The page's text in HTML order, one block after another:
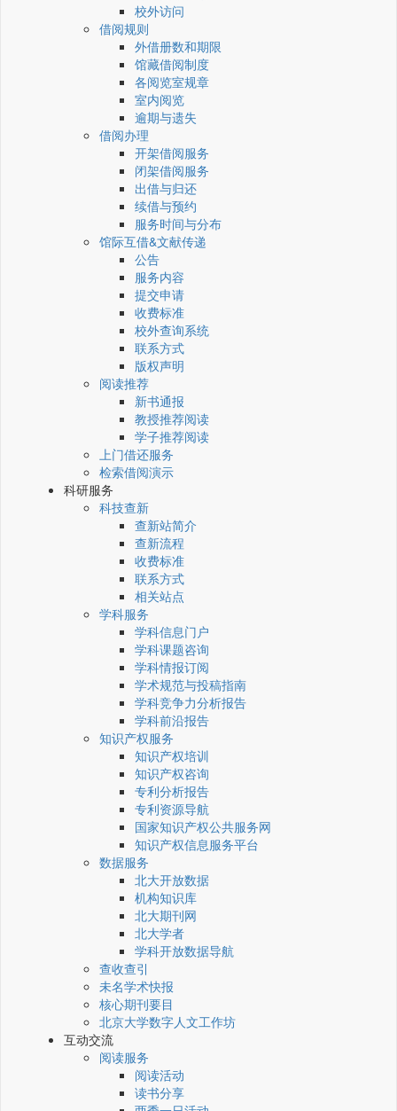
校外访问
借阅规则
外借册数和期限
馆藏借阅制度
各阅览室规章
室内阅览
逾期与遗失
借阅办理
开架借阅服务
闭架借阅服务
出借与归还
续借与预约
服务时间与分布
馆际互借&文献传递
公告
服务内容
提交申请
收费标准
校外查询系统
联系方式
版权声明
阅读推荐
新书通报
教授推荐阅读
学子推荐阅读
上门借还服务
检索借阅演示
科研服务
科技查新
查新站简介
查新流程
收费标准
联系方式
相关站点
学科服务
学科信息门户
学科课题咨询
学科情报订阅
学术规范与投稿指南
学科竞争力分析报告
学科前沿报告
知识产权服务
知识产权培训
知识产权咨询
专利分析报告
专利资源导航
国家知识产权公共服务网
知识产权信息服务平台
数据服务
北大开放数据
机构知识库
北大期刊网
北大学者
学科开放数据导航
查收查引
未名学术快报
核心期刊要目
北京大学数字人文工作坊
互动交流
阅读服务
阅读活动
读书分享